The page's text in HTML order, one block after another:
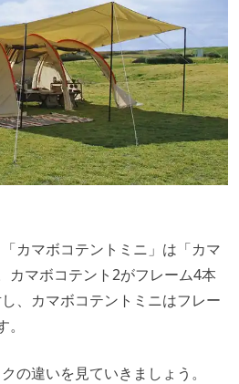
カマボコテントミニ」は「カマ
カマボコテント2がフレーム4本
、カマボコテントミニはフレー
の違いを見ていきましょう。